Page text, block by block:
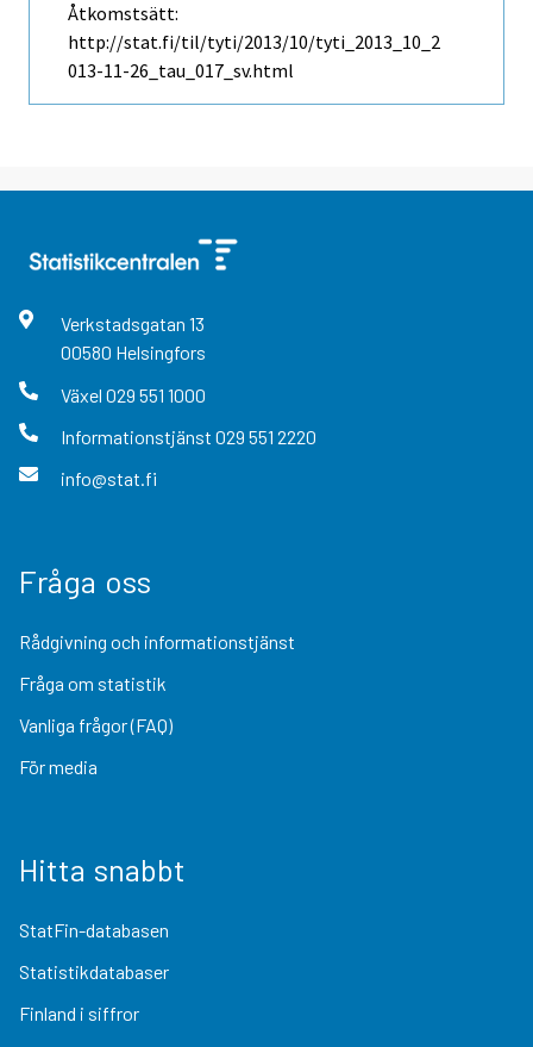
Åtkomstsätt:
http://stat.fi/til/tyti/2013/10/tyti_2013_10_2
013-11-26_tau_017_sv.html
Verkstadsgatan 13
00580 Helsingfors
Växel 029 551 1000
Informationstjänst 029 551 2220
info@stat.fi
Fråga oss
Rådgivning och informationstjänst
Fråga om statistik
Vanliga frågor (FAQ)
För media
Hitta snabbt
StatFin-databasen
Statistikdatabaser
Finland i siffror